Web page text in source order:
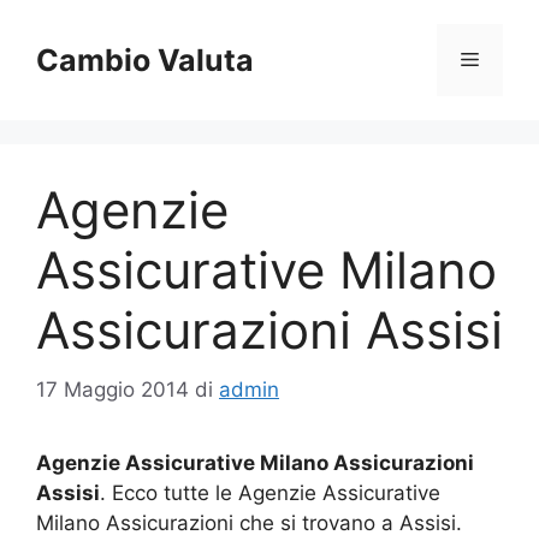
contenuto
Cambio Valuta Menu
Agenzie
Assicurative Milano
Assicurazioni Assisi
17 Maggio 2014 di admin
Agenzie Assicurative Milano Assicurazioni
Assisi. Ecco tutte le Agenzie Assicurative
Milano Assicurazioni che si trovano a Assisi.